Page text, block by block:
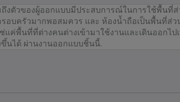
งตัวของผู้ออกแบบมีประสบการณ์ในการใช้พื้นที่ส่
อบครัวมากพอสมควร และ ห้องน้ำถือเป็นพื้นที่ส่ว
ค่พื้นที่ที่ต่างคนต่างเข้ามาใช้งานและเดินออกไป
นได้ ผ่านงานออกแบบชิ้นนี้.